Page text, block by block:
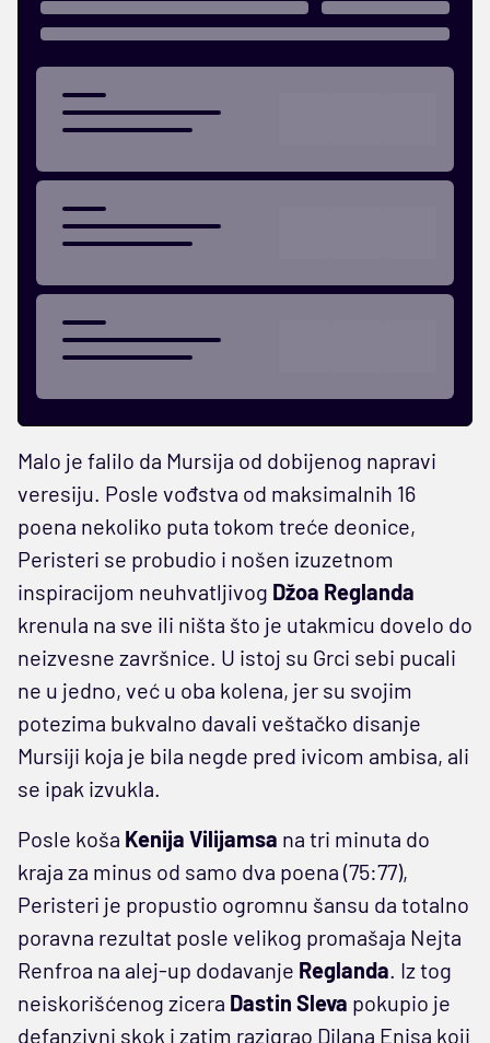
Malo je falilo da Mursija od dobijenog napravi
veresiju. Posle vođstva od maksimalnih 16
poena nekoliko puta tokom treće deonice,
Peristeri se probudio i nošen izuzetnom
inspiracijom neuhvatljivog Džoa Reglanda
krenula na sve ili ništa što je utakmicu dovelo do
neizvesne završnice. U istoj su Grci sebi pucali
ne u jedno, već u oba kolena, jer su svojim
potezima bukvalno davali veštačko disanje
Mursiji koja je bila negde pred ivicom ambisa, ali
se ipak izvukla.
Posle koša Kenija Vilijamsa na tri minuta do
kraja za minus od samo dva poena (75:77),
Peristeri je propustio ogromnu šansu da totalno
poravna rezultat posle velikog promašaja Nejta
Renfroa na alej-up dodavanje Reglanda. Iz tog
neiskorišćenog zicera Dastin Sleva pokupio je
defanzivni skok i zatim razigrao Dilana Enisa koji